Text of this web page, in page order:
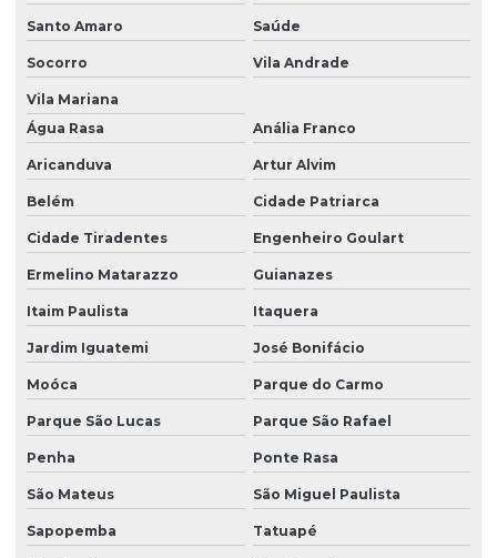
Mancal Para Elevadores E Correias
Mancal Para Indústrias Metalúrgicas São Paulo
Mancal Para Máquinas De Transporte
Mancal Para Máquinas Industriais
Mancal Para Rolamento Autocompensador
Mancal Para Rolamento Série 230k
Mancal Para Trabalhos Pesados
Mancal Para Vagonetes E Carros De Transporte
Orçamento De Fundição De Aço Em São Paulo
Peças De Aço Fundidas Sob Medida
Peças Fundidas Aço Carbono E Inoxidável
Peças Fundidas Em Aço
Santo Amaro Saúde
Socorro Vila Andrade
Vila Mariana
Água Rasa
Anália Franco
Aricanduva Artur Alvim
Belém Cidade Patriarca
Cidade Tiradentes Engenheiro Goulart
Ermelino Matarazzo Guianazes
Itaim Paulista Itaquera
Jardim Iguatemi José Bonifácio
Moóca Parque do Carmo
Parque São Lucas Parque São Rafael
Penha Ponte Rasa
São Mateus São Miguel Paulista
Sapopemba Tatuapé